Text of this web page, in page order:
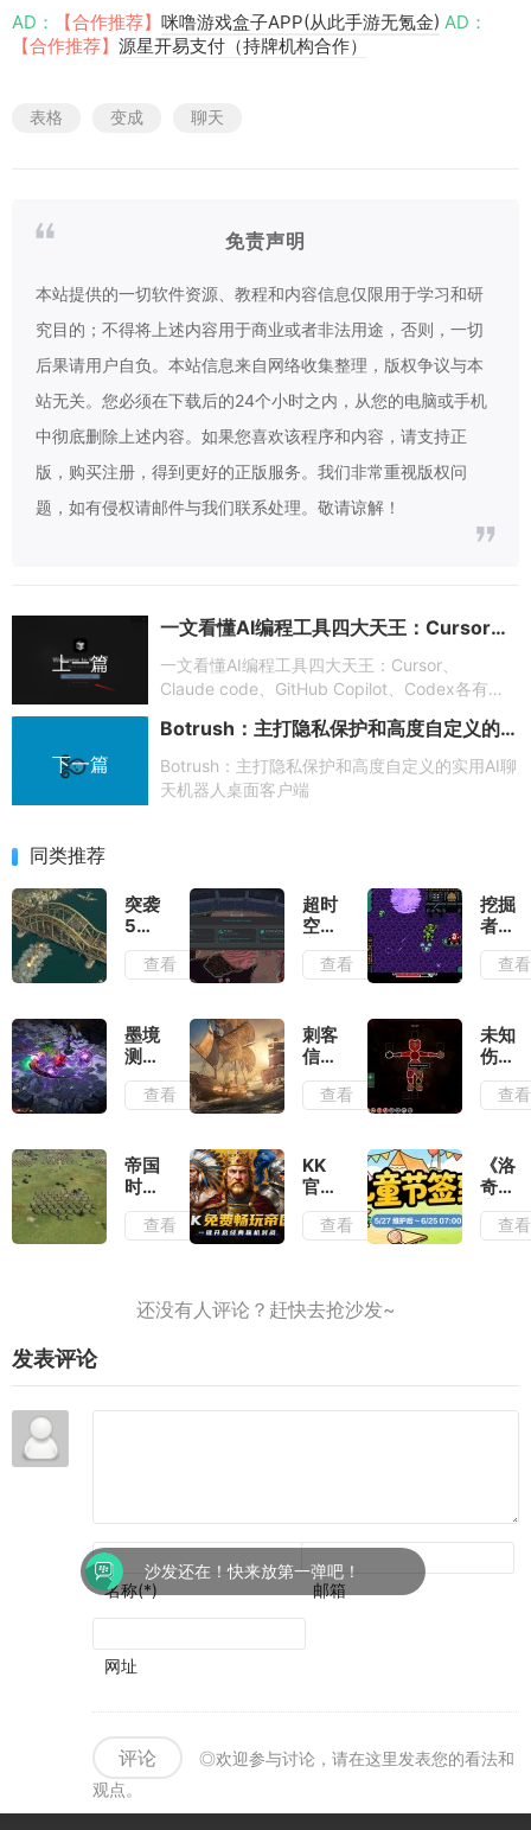
AD： 【合作推荐】 咪噜游戏盒子APP(从此手游无氪金) AD：
【合作推荐】 源星开易支付（持牌机构合作）
表格 变成 聊天
免责声明
本站提供的一切软件资源、教程和内容信息仅限用于学习和研
究目的；不得将上述内容用于商业或者非法用途，否则，一切
后果请用户自负。本站信息来自网络收集整理，版权争议与本
站无关。您必须在下载后的24个小时之内，从您的电脑或手机
中彻底删除上述内容。如果您喜欢该程序和内容，请支持正
版，购买注册，得到更好的正版服务。我们非常重视版权问
题，如有侵权请邮件与我们联系处理。敬请谅解！
上一篇
一文看懂AI编程工具四大天王：Cursor、Claude code、GitHub Copilot、Codex各有什么特色及该怎么选
一文看懂AI编程工具四大天王：Cursor、
Claude code、GitHub Copilot、Codex各有什
下一篇
Botrush：主打隐私保护和高度自定义的实用AI聊天机器人桌面客户端
Botrush：主打隐私保护和高度自定义的实用AI聊
天机器人桌面客户端
同类推荐
突袭
5测
评：
除了
优点
可言
查看
超时
空地
牢测
评：
间穿
梭找
到合
适的
查看
挖掘
者米
娜测
评：
复古
滤镜
去看
查看
墨境
测
评：
墨宝
提供
非常
多的
构筑
查看
刺客
信条
黑旗
记忆
评：
大体
玩法
不变
了视
查看
未知
伤亡
测
评：
经是
拼尽
全力
查看
帝国
时代
4岳
飞传
叙事
查看
KK
官方
对战
平台
2》
查看
《洛
奇》
童趣
查看
发表评论
名称(*) 邮箱
网址
评论
◎欢迎参与讨论，请在这里发表您的看法和
观点。
沙发还在！快来放第一弹吧！